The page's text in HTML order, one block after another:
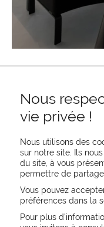
Recevez les
Nous
vie privée !
Nous utilisons des
sur notre site. Ils
du site, à vous
permettre de
Vous pouvez
préférences dans la
Pour plus